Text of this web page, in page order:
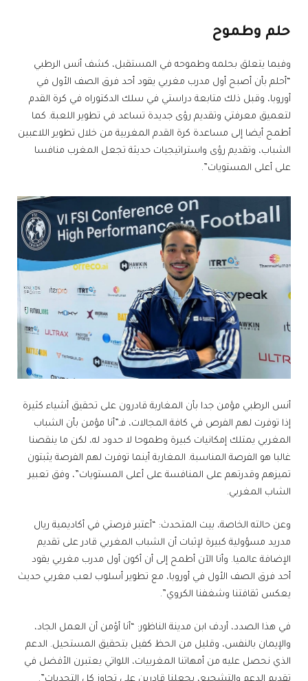
حلم وطموح
وفيما يتعلق بحلمه وطموحه في المستقبل، كشف أنس الرطبي
“أحلم بأن أصبح أول مدرب مغربي يقود أحد فرق الصف الأول في
أوروبا، وقبل ذلك متابعة دراستي في سلك الدكتوراه في كرة القدم
لتعميق معرفتي وتقديم رؤى جديدة تساعد في تطوير اللعبة. كما
أطمح أيضا إلى مساعدة كرة القدم المغربية من خلال تطوير اللاعبين
الشباب، وتقديم رؤى واستراتيجيات حديثة تجعل المغرب منافسا
على أعلى المستويات”.
أنس الرطبي مؤمن جدا بأن المغاربة قادرون على تحقيق أشياء كثيرة
إذا توفرت لهم الفرص في كافة المجالات، فـ”أنا مؤمن بأن الشباب
المغربي يمتلك إمكانيات كبيرة وطموحا لا حدود له، لكن ما ينقصنا
غالبا هو الفرصة المناسبة. المغاربة أينما توفرت لهم الفرصة يثبتون
تميزهم وقدرتهم على المنافسة على أعلى المستويات”، وفق تعبير
الشاب المغربي.
وعن حالته الخاصة، بيت المتحدث: “أعتبر فرصتي في أكاديمية ريال
مدريد مسؤولية كبيرة لإثبات أن الشباب المغربي قادر على تقديم
الإضافة عالميا. وأنا الآن أطمح إلى أن أكون أول مدرب مغربي يقود
أحد فرق الصف الأول في أوروبا، مع تطوير أسلوب لعب مغربي حديث
يعكس ثقافتنا وشغفنا الكروي”.
في هذا الصدد، أردف ابن مدينة الناظور: “أنا أؤمن أن العمل الجاد،
والإيمان بالنفس، وقليل من الحظ كفيل بتحقيق المستحيل. الدعم
الذي نحصل عليه من أمهاتنا المغربيات، اللواتي يعتبرن الأفضل في